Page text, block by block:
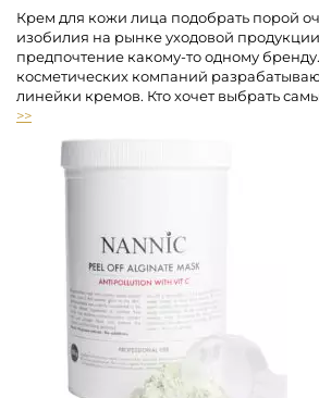
Крем для кожи лица подобрать порой
изобилия на рынке уходовой продукции
предпочтение какому-то одному
косметических компаний
линейки кремов. Кто хочет выбрать
>>